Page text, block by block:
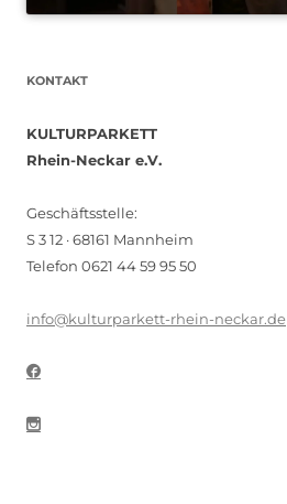
KONTAKT
KULTURPARKETT
Rhein-Neckar e.V.
Geschäftsstelle:
S 3 12 · 68161 Mannheim
Telefon 0621 44 59 95 50
info@kulturparkett-rhein-neckar.de